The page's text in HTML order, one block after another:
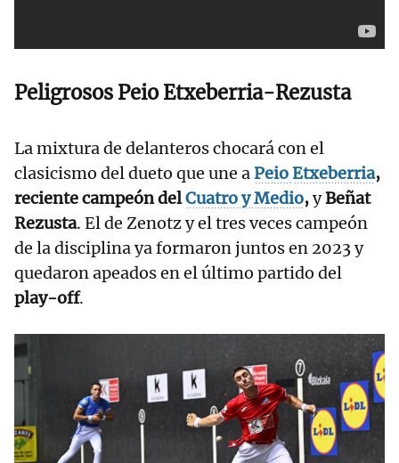
Peligrosos Peio Etxeberria-Rezusta
La mixtura de delanteros chocará con el
clasicismo del dueto que une aPeioEtxeberria,
reciente campeón delCuatro y Medio,yBeñat
Rezusta. El de Zenotz y el tres veces campeón
de la disciplina ya formaron juntos en 2023 y
quedaron apeados en el último partido del
play-off.